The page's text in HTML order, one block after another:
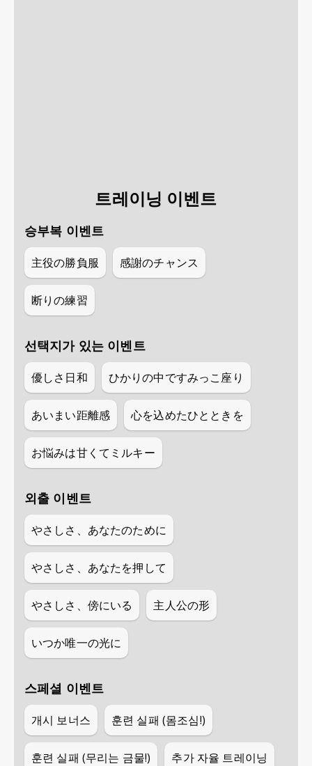
트레이닝 이벤트
승부복 이벤트
主役の勝負服 感謝のチャンス
断りの練習
선택지가 있는 이벤트
優しさ日和 ひかりの中ですみっこ座り
あいまい距離感 心を込めたひとときを
お悩みは甘くてミルキー
외출 이벤트
やさしさ、あなたのために
やさしさ、あなたを押して
やさしさ、傍にいる 主人公の形
いつか唯一の光に
스페셜 이벤트
개시 보너스 훈련 실패 (몸조심!)
훈련 실패 (무리는 금물!) 추가 자율 트레이닝